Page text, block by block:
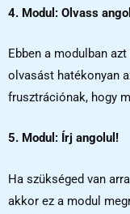
4. Modul: Olvass
Ebben a modulban
olvasást hatékonyan
frusztrációnak, hogy
5. Modul: Írj angolul!
Ha szükséged van
akkor ez a modul